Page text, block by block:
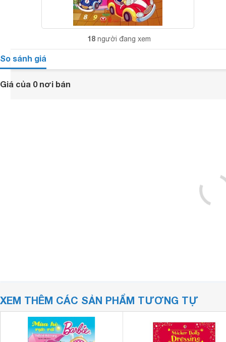
18 người đang xem
So sánh giá
Giá của 0 nơi bán
XEM THÊM CÁC SẢN PHẨM TƯƠNG TỰ